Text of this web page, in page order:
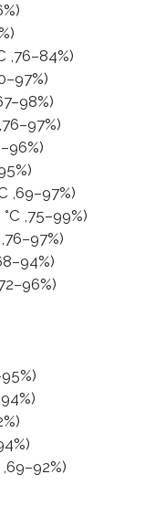
,76–84%)
,69–97%)
,75–99%)